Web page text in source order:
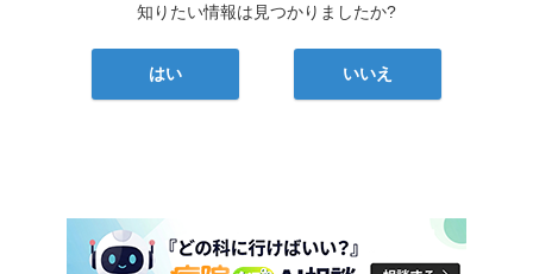
知りたい情報は見つかりましたか?
はい いいえ